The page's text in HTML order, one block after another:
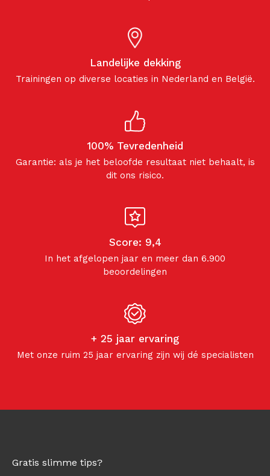
Landelijke dekking
Trainingen op diverse locaties in Nederland en België.
100% Tevredenheid
Garantie: als je het beloofde resultaat niet behaalt, is
dit ons risico.
Score: 9,4
In het afgelopen jaar en meer dan 6.900
beoordelingen
+ 25 jaar ervaring
Met onze ruim 25 jaar ervaring zijn wij dé specialisten
Gratis slimme tips?